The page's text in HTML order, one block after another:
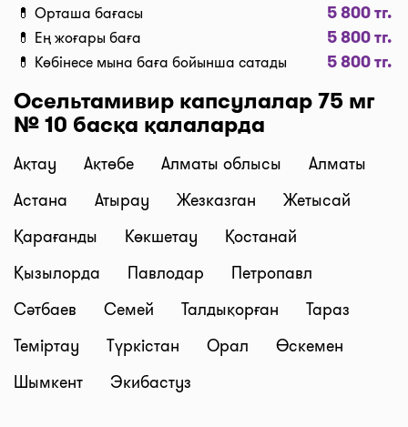
“Дәріханадан алып кету” түймесін басыңыз, біз
сіздің тапсырысыңызды брондап, оны алуға
арналған код жібереміз. Маңызды:
екенін дәріхана растағаннан кейін мүмкін
болады.
Бағалардың өзектілігі
Сайттағы деректер үнемі жаңартылып тұрады.
Дәріхананың карточкасында біз бағаның қашан
жаңартылғанын көрсетеміз - 2 сағ. бұрын, кеше, 10
мин. бұрын, 5 мин. бұрын, және т.б.
Керек дәріні таппадыңыз ба? Күн сайын біз сайтқа
жаңа дәріханалар мен дәріхана жүйелерінің
нүктелерін қосамыз. Мысалы, бізден таба
аласыздар: Gold medicine дәріханалары, Mega
Pharm әлеуметтік дәріханалары, "Алмасат"
дәріханалары, "Salamat" дәріханалары, ТБД
💊 Орташа бағасы 5 800 тг.
💊 Ең жоғары баға 5 800 тг.
💊 Көбінесе мына баға бойынша сатады 5 800 тг.
Осельтамивир капсулалар 75 мг
№ 10 басқа қалаларда
Ақтау Ақтөбе Алматы облысы
Алматы
Астана
Атырау Жезказган
Жетысай
Қарағанды
Көкшетау
Қостанай
Қызылорда
Павлодар
Петропавл
Сәтбаев
Семей Талдықорған
Тараз
Теміртау
Түркістан Орал
Өскемен
Шымкент
Экибастуз